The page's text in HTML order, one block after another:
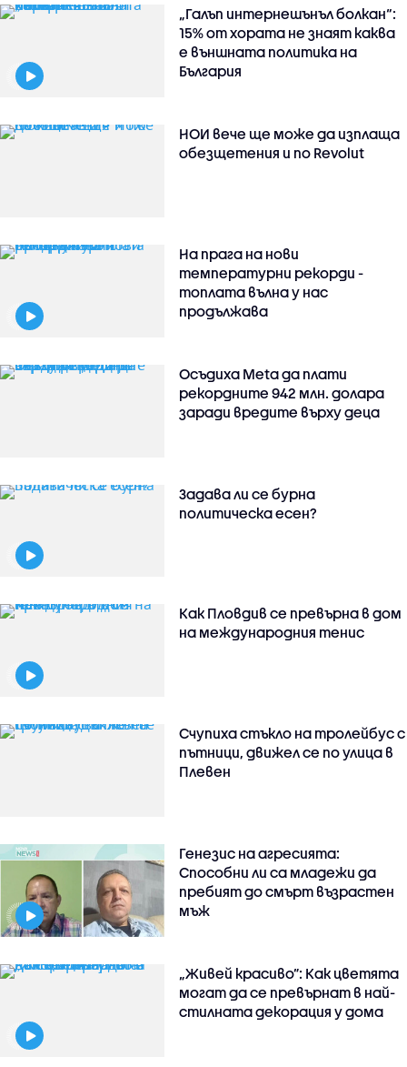
„Галъп интернешънъл болкан“:
15% от хората не знаят каква
е външната политика на
България
НОИ вече ще може да изплаща
обезщетения и по Revolut
На прага на нови
температурни рекорди -
топлата вълна у нас
продължава
Осъдиха Meta да плати
рекордните 942 млн. долара
заради вредите върху деца
Задава ли се бурна
политическа есен?
Как Пловдив се превърна в дом
на международния тенис
Счупиха стъкло на тролейбус с
пътници, движел се по улица в
Плевен
Генезис на агресията:
Способни ли са младежи да
пребият до смърт възрастен
мъж
„Живей красиво”: Как цветята
могат да се превърнат в най-
стилната декорация у дома